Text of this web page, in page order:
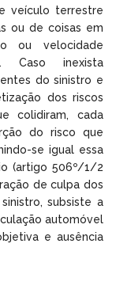
veículo terrestre
ou de coisas em
ou velocidade
Caso inexista
do sinistro e
dos riscos
colidiram, cada
do risco que
se igual essa
(artigo 506º/1/2
de culpa dos
subsiste a
automóvel
e ausência